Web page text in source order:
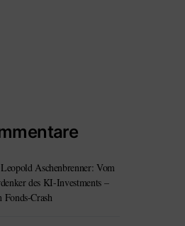
Leopold Aschenbrenner: Vom
des KI-Investments –
Fonds-Crash